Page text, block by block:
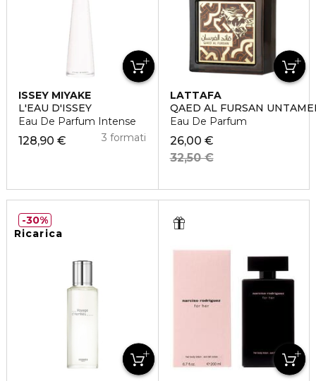
ISSEY MIYAKE
L'EAU D'ISSEY
Eau De Parfum Intense
128,90 € 3 formati
LATTAFA
QAED AL FURSAN
Eau De Parfum
26,00 €
32,50 €
Ricarica
30%